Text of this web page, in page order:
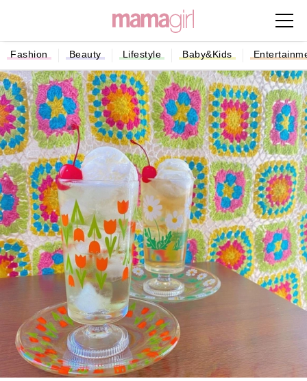
Fashion Beauty Lifestyle Baby&Kids